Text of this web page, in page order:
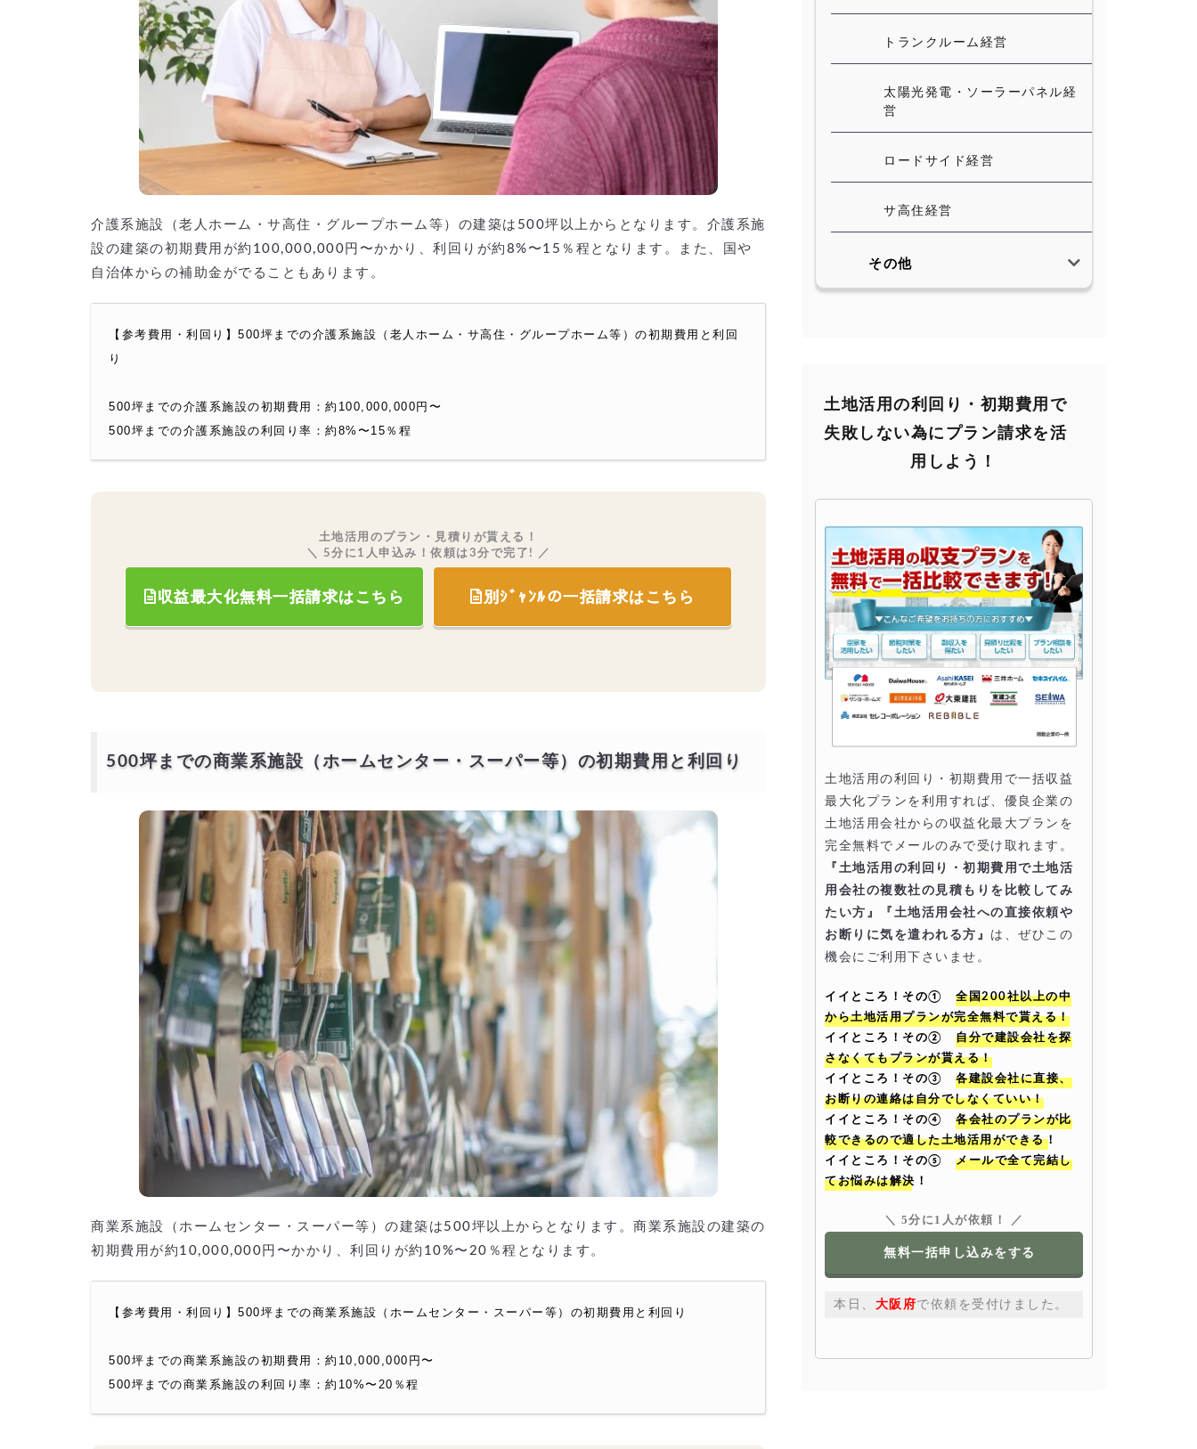
介護系施設（老人ホーム・サ高住・グループホーム等）の建築は500坪以上からとなります。介護系施
設の建築の初期費用が約100,000,000円〜かかり、利回りが約8%〜15％程となります。また、国や
自治体からの補助金がでることもあります。
【参考費用・利回り】500坪までの介護系施設（老人ホーム・サ高住・グループホーム等）の初期費用と利回
り
500坪までの介護系施設の初期費用：約100,000,000円〜
500坪までの介護系施設の利回り率：約8%〜15％程
土地活用のプラン・見積りが貰える！
＼ 5分に1人申込み！依頼は3分で完了! ／
収益最大化無料一括請求はこちら 別ｼﾞｬﾝﾙの一括請求はこちら
500坪までの商業系施設（ホームセンター・スーパー等）の初期費用と利回り
商業系施設（ホームセンター・スーパー等）の建築は500坪以上からとなります。商業系施設の建築の
初期費用が約10,000,000円〜かかり、利回りが約10%〜20％程となります。
【参考費用・利回り】500坪までの商業系施設（ホームセンター・スーパー等）の初期費用と利回り
500坪までの商業系施設の初期費用：約10,000,000円〜
500坪までの商業系施設の利回り率：約10%〜20％程
トランクルーム経営
太陽光発電・ソーラーパネル経
営
ロードサイド経営
サ高住経営
その他
土地活用の利回り・初期費用で
失敗しない為にプラン請求を活
用しよう！
土地活用の利回り・初期費用で一括収益
最大化プランを利用すれば、優良企業の
土地活用会社からの収益化最大プランを
完全無料でメールのみで受け取れます。
『土地活用の利回り・初期費用で土地活
用会社の複数社の見積もりを比較してみ
たい方』『土地活用会社への直接依頼や
お断りに気を遣われる方』 は、ぜひこの
機会にご利用下さいませ。
イイところ！その①
全国200社以上の中
から土地活用プランが完全無料で貰える！
イイところ！その②
自分で建設会社を探
さなくてもプランが貰える！
イイところ！その③
各建設会社に直接、
お断りの連絡は自分でしなくていい！
イイところ！その④
各会社のプランが比
較できるので適した土地活用ができる！
イイところ！その⑤
メールで全て完結し
てお悩みは解決！
＼ 5分に1人が依頼！ ／
無料一括申し込みをする
大阪府 で依頼を受付けました。